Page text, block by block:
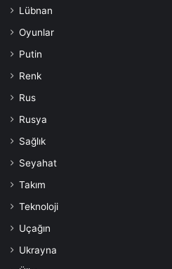
Lübnan
Oyunlar
Putin
Renk
Rus
Rusya
Sağlık
Seyahat
Takım
Teknoloji
Uçağın
Ukrayna